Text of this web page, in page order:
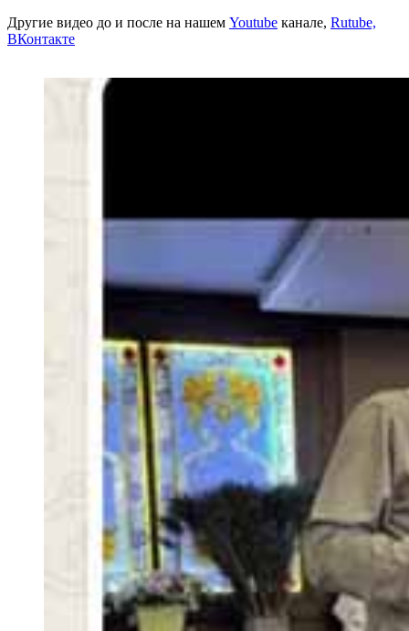
Другие видео до и после на нашем Youtube канале, Rutube,
ВКонтакте